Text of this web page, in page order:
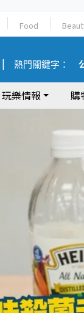
Food
熱門關鍵字：
玩樂情報 購